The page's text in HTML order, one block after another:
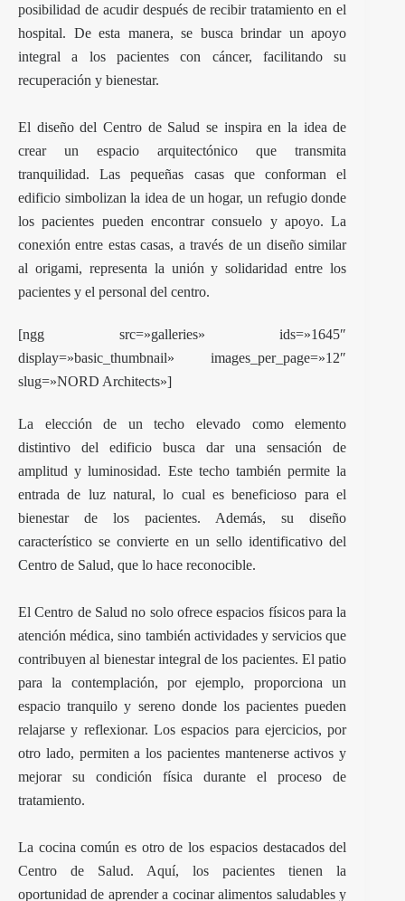
posibilidad de acudir después de recibir tratamiento en el
hospital. De esta manera, se busca brindar un apoyo
integral a los pacientes con cáncer, facilitando su
recuperación y bienestar.
El diseño del Centro de Salud se inspira en la idea de
crear un espacio arquitectónico que transmita
tranquilidad. Las pequeñas casas que conforman el
edificio simbolizan la idea de un hogar, un refugio donde
los pacientes pueden encontrar consuelo y apoyo. La
conexión entre estas casas, a través de un diseño similar
al origami, representa la unión y solidaridad entre los
pacientes y el personal del centro.
[ngg src=»galleries» ids=»1645″
display=»basic_thumbnail» images_per_page=»12″
slug=»NORD Architects»]
La elección de un techo elevado como elemento
distintivo del edificio busca dar una sensación de
amplitud y luminosidad. Este techo también permite la
entrada de luz natural, lo cual es beneficioso para el
bienestar de los pacientes. Además, su diseño
característico se convierte en un sello identificativo del
Centro de Salud, que lo hace reconocible.
El Centro de Salud no solo ofrece espacios físicos para la
atención médica, sino también actividades y servicios que
contribuyen al bienestar integral de los pacientes. El patio
para la contemplación, por ejemplo, proporciona un
espacio tranquilo y sereno donde los pacientes pueden
relajarse y reflexionar. Los espacios para ejercicios, por
otro lado, permiten a los pacientes mantenerse activos y
mejorar su condición física durante el proceso de
tratamiento.
La cocina común es otro de los espacios destacados del
Centro de Salud. Aquí, los pacientes tienen la
oportunidad de aprender a cocinar alimentos saludables y